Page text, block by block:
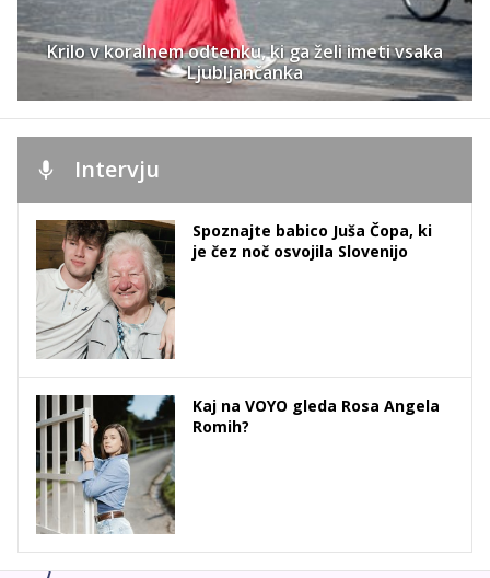
Krilo v koralnem odtenku, ki ga želi imeti vsaka
Ljubljančanka
Intervju
Spoznajte babico Juša Čopa, ki
je čez noč osvojila Slovenijo
Kaj na VOYO gleda Rosa Angela
Romih?